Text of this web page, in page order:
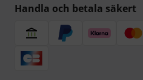
Handla och betala säkert